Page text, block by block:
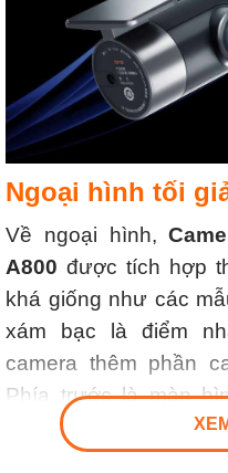
Ngoại hình tối
Về ngoại hình,
A800 được tích hợp
khá giống như các
xám bạc là điểm
camera thêm phần
Phía trước là màn
chức năng hiển thị
nguồn, đầu nối ống